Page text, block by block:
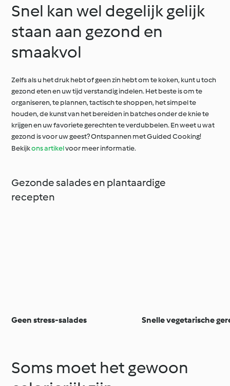
Snel kan wel degelijk gelijk
staan aan gezond en
smaakvol
Zelfs als u het druk hebt of geen zin hebt om te koken, kunt u toch
gezond eten en uw tijd verstandig indelen. Het beste is om te
organiseren, te plannen, tactisch te shoppen, het simpel te
houden, de kunst van het bereiden in batches onder de knie te
krijgen en uw favoriete gerechten te verdubbelen. En weet u wat
gezond is voor uw geest? Ontspannen met Guided Cooking!
Bekijkons artikelvoor meer informatie.
Gezonde salades en plantaardige
recepten
Geen stress-salades Snelle vegetarische
Soms moet het gewoon